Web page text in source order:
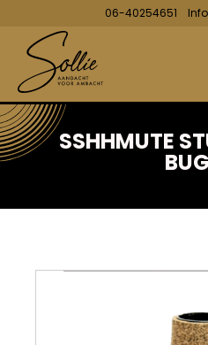
06-40254651
SSHHMUTE